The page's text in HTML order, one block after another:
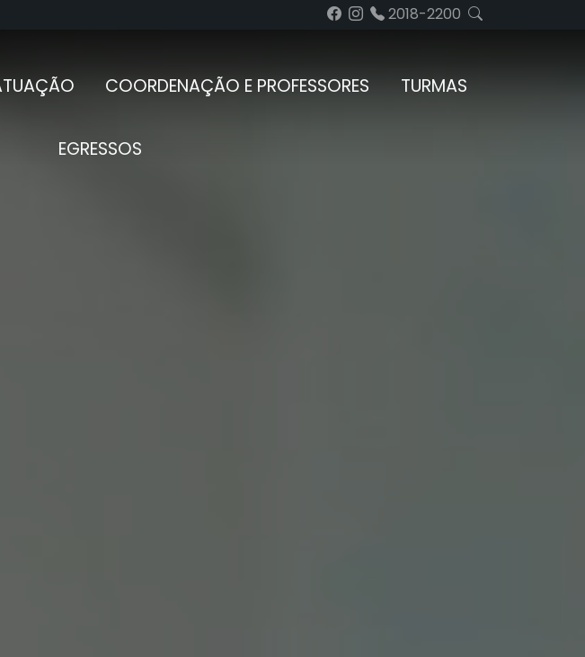
2018-2200
COORDENAÇÃO E PROFESSORES TURMAS
EGRESSOS